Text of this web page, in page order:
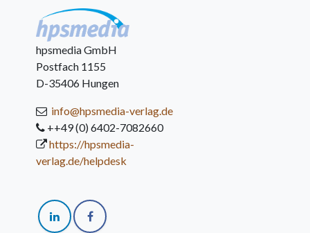
hpsmedia GmbH
Postfach 1155
D-35406 Hungen
info@hpsmedia-verlag.de
++49 (0) 6402-7082660
https://hpsmedia-
verlag.de/helpdesk